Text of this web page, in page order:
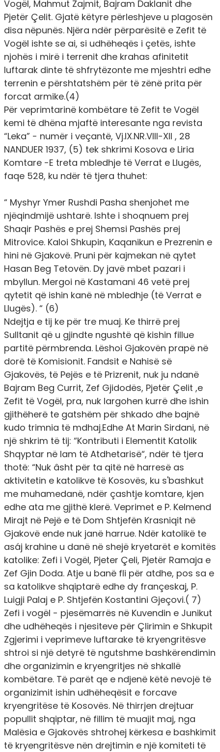
Vogël, Mahmut Zajmit, Bajram Daklanit dhe
Pjetër Çelit. Gjatë këtyre përleshjeve u plagosën
disa nëpunës. Njëra ndër përparësitë e Zefit të
Vogël ishte se ai, si udhëheqës i çetës, ishte
njohës i mirë i terrenit dhe krahas afinitetit
luftarak dinte të shfrytëzonte me mjeshtri edhe
terrenin e përshtatshëm për të zënë prita për
forcat armike.(4)
Për veprimtarinë kombëtare të Zefit te Vogël
kemi të dhëna mjaftë interesante nga revista
“Leka” - numër i veçantë, Vj.IX.NR.VIII-XII , 28
NANDUER 1937, (5) tek shkrimi Kosova e Liria
Komtare -E treta mbledhje të Verrat e Llugës,
faqe 528, ku ndër të tjera thuhet:
“ Myshyr Ymer Rushdi Pasha shenjohet me
njëqindmijë ushtarë. Ishte i shoqnuem prej
Shaqir Pashës e prej Shemsi Pashës prej
Mitrovice. Kaloi Shkupin, Kaqanikun e Prezrenin e
hini në Gjakovë. Pruni për kajmekan në qytet
Hasan Beg Tetovën. Dy javë mbet pazari i
mbyllun. Mergoi në Kastamani 46 vetë prej
qytetit që ishin kanë në mbledhje (të Verrat e
Llugës). “ (6)
Ndejtja e tij ke për tre muaj. Ke thirrë prej
Sulltanit që u gjindte ngushtë që kishin fillue
partitë përmbrenda. Lëshoi Gjakovën prapë në
dorë të Komisionit. Fandsit e Nahisë së
Gjakovës, të Pejës e të Prizrenit, nuk ju ndanë
Bajram Beg Currit, Zef Gjidodës, Pjetër Çelit ,e
Zefit të Vogël, pra, nuk largohen kurrë dhe ishin
gjithëherë te gatshëm për shkado dhe bajnë
kudo trimnia të mdhaj.Edhe At Marin Sirdani, në
një shkrim të tij: “Kontributi i Elementit Katolik
Shqyptar në lam të Atdhetarisë“, ndër të tjera
thotë: “Nuk âsht për ta qitë në harresë as
aktivitetin e katolikve të Kosovës, ku s'bashkut
me muhamedanë, ndër çashtje komtare, kjen
edhe ata me gjithë klerë. Veprimet e P. Kelmend
Mirajt në Pejë e të Dom Shtjefën Krasniqit në
Gjakovë ende nuk janë harrue. Ndër katolikë te
asáj krahine u danë në shejë kryetarët e komitës
katolike: Zefi i Vogël, Pjeter Çeli, Pjetër Ramaja e
Zef Gjin Doda. Atje u banë fli për atdhe, pos sa e
sa katolikve shqiptarë edhe dy françeskaj, P.
Luigji Palaj e P. Shtjefën Kostantini Gjeçovi.( 7)
Zefi i vogël - pjesëmarrës në Kuvendin e Junikut
dhe udhëheqës i njesiteve për Çlirimin e Shkupit
Zgjerimi i veprimeve luftarake të kryengritësve
shtroi si një detyrë të ngutshme bashkërendimin
dhe organizimin e kryengritjes në shkallë
kombëtare. Të parët qe e ndjenë këtë nevojë të
organizimit ishin udhëheqësit e forcave
kryengritëse të Kosovës. Në thirrjen drejtuar
popullit shqiptar, në fillim të muajit maj, nga
Malësia e Gjakovës shtrohej kërkesa e bashkimit
të kryengritësve nën drejtimin e një komiteti të